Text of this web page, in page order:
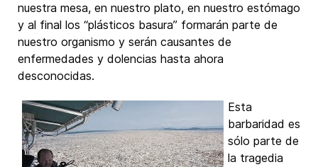
nuestra mesa, en nuestro plato, en nuestro estómago
y al final los “plásticos basura” formarán parte de
nuestro organismo y serán causantes de
enfermedades y dolencias hasta ahora
desconocidas.
Esta
barbaridad es
sólo parte de
la tragedia